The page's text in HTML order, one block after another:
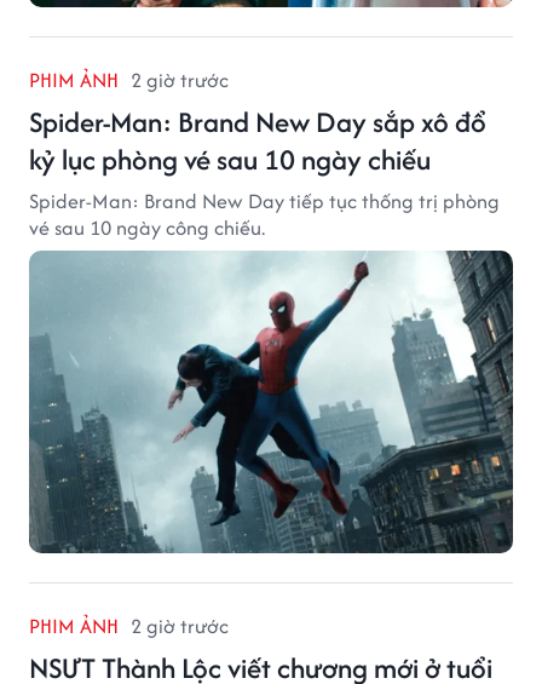
PHIM ẢNH 2 giờ trước
Spider-Man: Brand New Day sắp xô đổ
kỷ lục phòng vé sau 10 ngày chiếu
Spider-Man: Brand New Day tiếp tục thống trị phòng
vé sau 10 ngày công chiếu.
PHIM ẢNH 2 giờ trước
NSƯT Thành Lộc viết chương mới ở tuổi